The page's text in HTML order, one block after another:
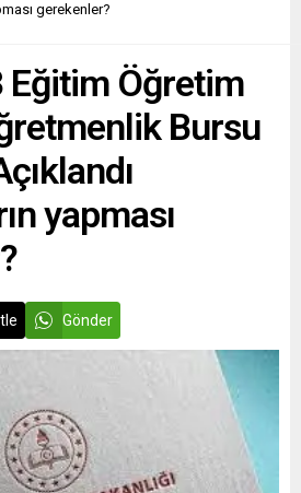
gerekenler?
Öğretim
Bursu
yapması
Gönder